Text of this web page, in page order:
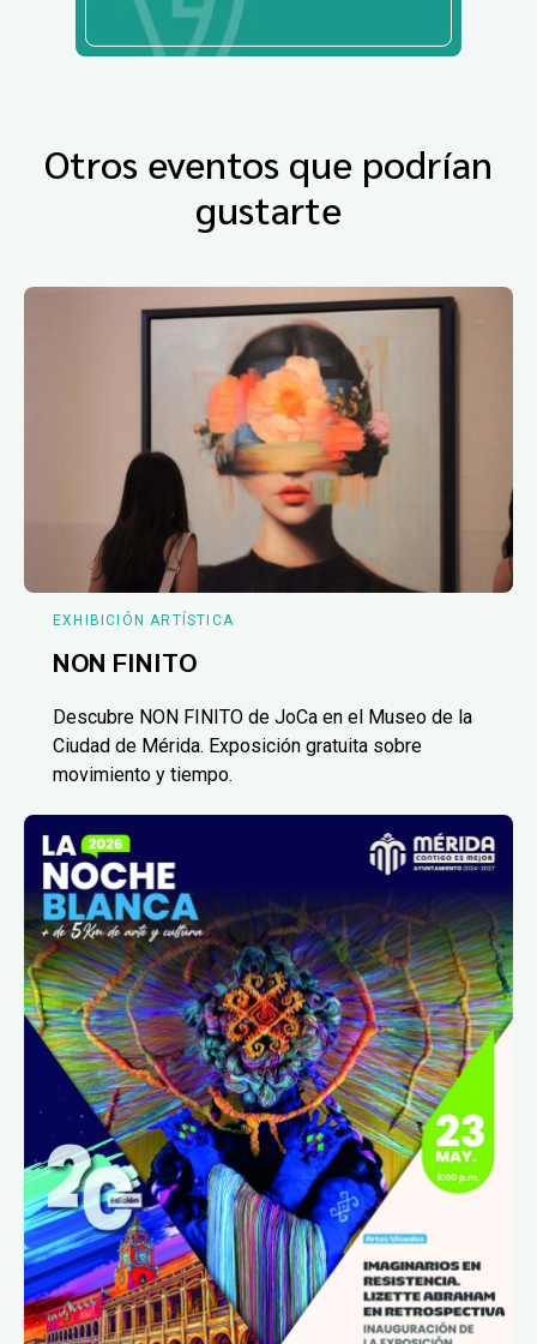
Otros eventos que podrían
gustarte
EXHIBICIÓN ARTÍSTICA
NON FINITO
Descubre NON FINITO de JoCa en el Museo de la
Ciudad de Mérida. Exposición gratuita sobre
movimiento y tiempo.